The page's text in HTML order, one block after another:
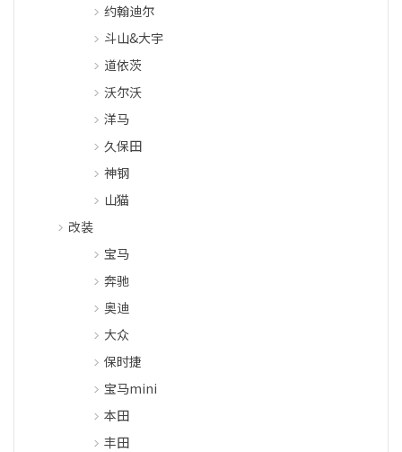
约翰迪尔
斗山&大宇
道依茨
沃尔沃
洋马
久保田
神钢
山猫
改装
宝马
奔驰
奥迪
大众
保时捷
宝马mini
本田
丰田